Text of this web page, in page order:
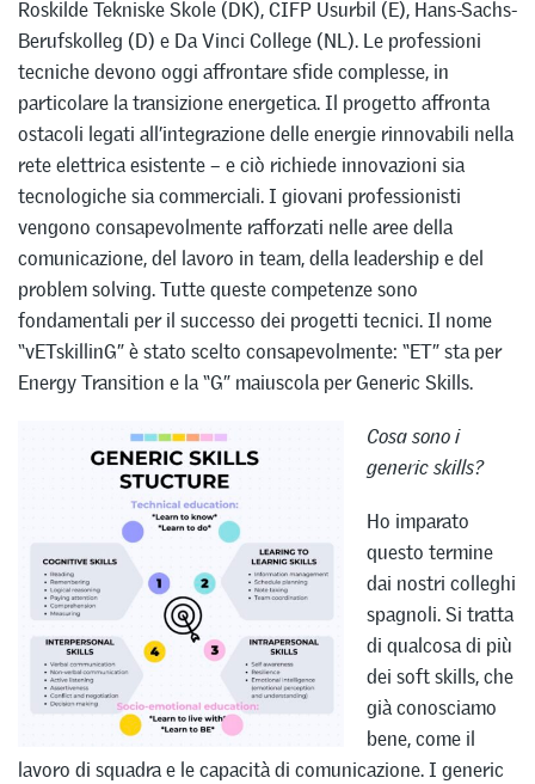
Roskilde Tekniske Skole (DK), CIFP Usurbil (E), Hans-Sachs-
Berufskolleg (D) e Da Vinci College (NL). Le professioni
tecniche devono oggi affrontare sfide complesse, in
particolare la transizione energetica. Il progetto affronta
ostacoli legati all’integrazione delle energie rinnovabili nella
rete elettrica esistente – e ciò richiede innovazioni sia
tecnologiche sia commerciali. I giovani professionisti
vengono consapevolmente rafforzati nelle aree della
comunicazione, del lavoro in team, della leadership e del
problem solving. Tutte queste competenze sono
fondamentali per il successo dei progetti tecnici. Il nome
“vETskillinG” è stato scelto consapevolmente: “ET” sta per
Energy Transition e la “G” maiuscola per Generic Skills.
Cosa sono i
generic skills?
Ho imparato
questo termine
dai nostri colleghi
spagnoli. Si tratta
di qualcosa di più
dei soft skills, che
già conosciamo
bene, come il
lavoro di squadra e le capacità di comunicazione. I generic